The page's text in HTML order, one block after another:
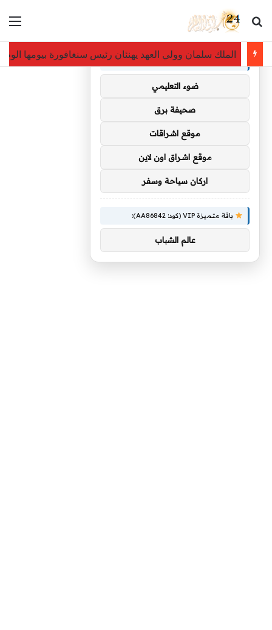
بحث عن
الملك سلمان وولي العهد يهنئان رئيس سنغافورة بيومها
توصيات :
ضوء التعليمي
صحيفة برق
موقع اشراقات
موقع اشراق اون لاين
اركان سياحة وسفر
باقة متميزة VIP (كود: AA86842):
عالم الشباب